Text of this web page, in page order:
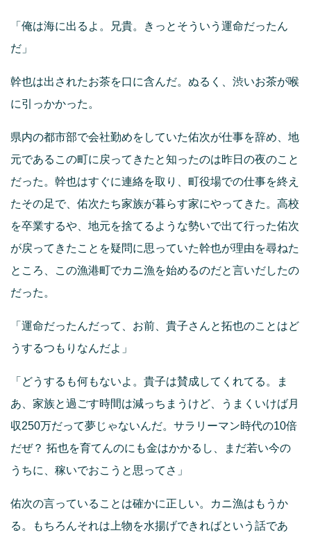
「俺は海に出るよ。兄貴。きっとそういう運命だったん
だ」
幹也は出されたお茶を口に含んだ。ぬるく、渋いお茶が喉
に引っかかった。
県内の都市部で会社勤めをしていた佑次が仕事を辞め、地
元であるこの町に戻ってきたと知ったのは昨日の夜のこと
だった。幹也はすぐに連絡を取り、町役場での仕事を終え
たその足で、佑次たち家族が暮らす家にやってきた。高校
を卒業するや、地元を捨てるような勢いで出て行った佑次
が戻ってきたことを疑問に思っていた幹也が理由を尋ねた
ところ、この漁港町でカニ漁を始めるのだと言いだしたの
だった。
「運命だったんだって、お前、貴子さんと拓也のことはど
うするつもりなんだよ」
「どうするも何もないよ。貴子は賛成してくれてる。ま
あ、家族と過ごす時間は減っちまうけど、うまくいけば月
収250万だって夢じゃないんだ。サラリーマン時代の10倍
だぜ？ 拓也を育てんのにも金はかかるし、まだ若い今の
うちに、稼いでおこうと思ってさ」
佑次の言っていることは確かに正しい。カニ漁はもうか
る。もちろんそれは上物を水揚げできればという話であ